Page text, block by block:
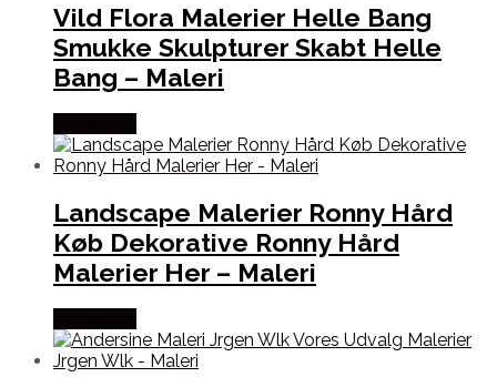
Vild Flora Malerier Helle Bang
Smukke Skulpturer Skabt Helle
Bang – Maleri
Landscape Malerier Ronny Hård
Køb Dekorative Ronny Hård
Malerier Her – Maleri